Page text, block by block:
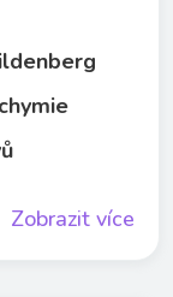
Zobrazit více